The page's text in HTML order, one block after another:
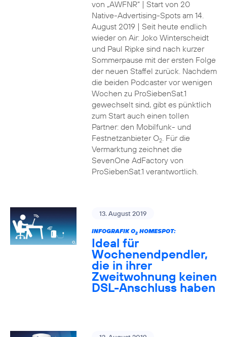
von „AWFNR“ | Start von 20
Native-Advertising-Spots am 14.
August 2019 | Seit heute endlich
wieder on Air: Joko Winterscheidt
und Paul Ripke sind nach kurzer
Sommerpause mit der ersten Folge
der neuen Staffel zurück. Nachdem
die beiden Podcaster vor wenigen
Wochen zu ProSiebenSat.1
gewechselt sind, gibt es pünktlich
zum Start auch einen tollen
Partner: den Mobilfunk- und
Festnetzanbieter O2. Für die
Vermarktung zeichnet die
SevenOne AdFactory von
ProSiebenSat.1 verantwortlich.
13. August 2019
INFOGRAFIK O2HOMESPOT:
Ideal für
Wochenendpendler,
die in ihrer
Zweitwohnung keinen
DSL-Anschluss haben